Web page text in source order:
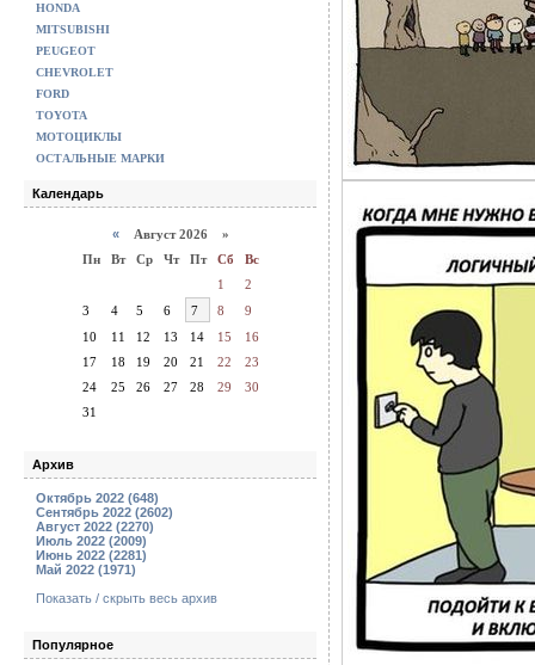
HONDA
MITSUBISHI
PEUGEOT
CHEVROLET
FORD
TOYOTA
МОТОЦИКЛЫ
ОСТАЛЬНЫЕ МАРКИ
Календарь
« Август 2026 »
Пн
Вт Ср Чт Пт Сб
Вс
1
2
3
4 5 6 7 8
9
10
11 12 13 14 15
16
17
18 19 20 21 22
23
24
25 26 27 28 29
30
31
Архив
Октябрь 2022 (648)
Сентябрь 2022 (2602)
Август 2022 (2270)
Июль 2022 (2009)
Июнь 2022 (2281)
Май 2022 (1971)
Показать / скрыть весь архив
Популярное